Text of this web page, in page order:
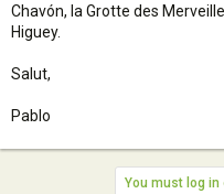
Chavón, la Grotte des
Higuey.
Salut,
Pablo
You must log in